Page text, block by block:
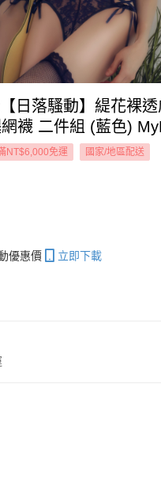
日落騷動】緹花裸
襪 二件組 (藍色)
NT$6,000免運 國家/地區配送
優惠價 立即下載